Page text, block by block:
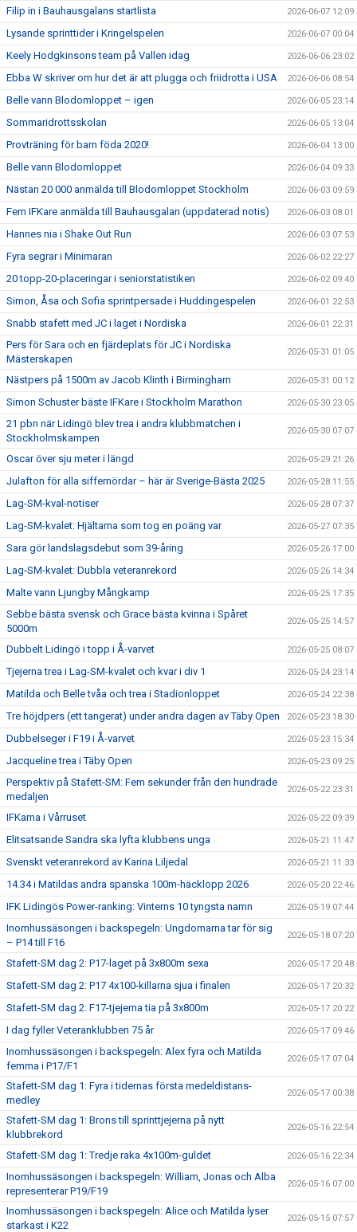
Filip in i Bauhausgalans startlista 2026-06-07 12:09
Lysande sprinttider i Kringelspelen 2026-06-07 00:04
Keely Hodgkinsons team på Vallen idag 2026-06-06 23:02
Ebba W skriver om hur det är att plugga och friidrotta i USA 2026-06-06 08:54
Belle vann Blodomloppet – igen 2026-06-05 23:14
Sommaridrottsskolan 2026-06-05 13:04
Provträning för barn föda 2020! 2026-06-04 13:00
Belle vann Blodomloppet 2026-06-04 09:33
Nästan 20 000 anmälda till Blodomloppet Stockholm 2026-06-03 09:59
Fem IFKare anmälda till Bauhausgalan (uppdaterad notis) 2026-06-03 08:01
Hannes nia i Shake Out Run 2026-06-03 07:53
Fyra segrar i Minimaran 2026-06-02 22:27
20 topp-20-placeringar i seniorstatistiken 2026-06-02 09:40
Simon, Åsa och Sofia sprintpersade i Huddingespelen 2026-06-01 22:53
Snabb stafett med JC i laget i Nordiska 2026-06-01 22:31
Pers för Sara och en fjärdeplats för JC i Nordiska
Mästerskapen
2026-05-31 01:05
Nästpers på 1500m av Jacob Klinth i Birmingham 2026-05-31 00:12
Simon Schuster bäste IFKare i Stockholm Marathon 2026-05-30 23:05
21 pbn när Lidingö blev trea i andra klubbmatchen i
Stockholmskampen
2026-05-30 07:07
Oscar över sju meter i längd 2026-05-29 21:26
Julafton för alla siffernördar – här är Sverige-Bästa 2025 2026-05-28 11:55
Lag-SM-kval-notiser 2026-05-28 07:37
Lag-SM-kvalet: Hjältarna som tog en poäng var 2026-05-27 07:35
Sara gör landslagsdebut som 39-åring 2026-05-26 17:00
Lag-SM-kvalet: Dubbla veteranrekord 2026-05-26 14:34
Malte vann Ljungby Mångkamp 2026-05-25 17:35
Sebbe bästa svensk och Grace bästa kvinna i Spåret
5000m
2026-05-25 14:57
Dubbelt Lidingö i topp i Å-varvet 2026-05-25 08:07
Tjejerna trea i Lag-SM-kvalet och kvar i div 1 2026-05-24 23:14
Matilda och Belle tvåa och trea i Stadionloppet 2026-05-24 22:38
Tre höjdpers (ett tangerat) under andra dagen av Täby Open 2026-05-23 18:30
Dubbelseger i F19 i Å-varvet 2026-05-23 15:34
Jacqueline trea i Täby Open 2026-05-23 09:25
Perspektiv på Stafett-SM: Fem sekunder från den hundrade
medaljen
2026-05-22 23:31
IFKarna i Vårruset 2026-05-22 09:39
Elitsatsande Sandra ska lyfta klubbens unga 2026-05-21 11:47
Svenskt veteranrekord av Karina Liljedal 2026-05-21 11:33
14.34 i Matildas andra spanska 100m-häcklopp 2026 2026-05-20 22:46
IFK Lidingös Power-ranking: Vinterns 10 tyngsta namn 2026-05-19 07:44
Inomhussäsongen i backspegeln: Ungdomarna tar för sig
– P14 till F16
2026-05-18 07:20
Stafett-SM dag 2: P17-laget på 3x800m sexa 2026-05-17 20:48
Stafett-SM dag 2: P17 4x100-killarna sjua i finalen 2026-05-17 20:32
Stafett-SM dag 2: F17-tjejerna tia på 3x800m 2026-05-17 20:22
I dag fyller Veteranklubben 75 år 2026-05-17 09:46
Inomhussäsongen i backspegeln: Alex fyra och Matilda
femma i P17/F1
2026-05-17 07:04
Stafett-SM dag 1: Fyra i tidernas första medeldistans-
medley
2026-05-17 00:38
Stafett-SM dag 1: Brons till sprinttjejerna på nytt
klubbrekord
2026-05-16 22:54
Stafett-SM dag 1: Tredje raka 4x100m-guldet 2026-05-16 22:34
Inomhussäsongen i backspegeln: William, Jonas och Alba
representerar P19/F19
2026-05-16 07:00
Inomhussäsongen i backspegeln: Alice och Matilda lyser
starkast i K22
2026-05-15 07:57